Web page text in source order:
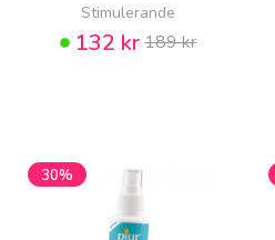
Stimulerande
132 kr189 kr
30%